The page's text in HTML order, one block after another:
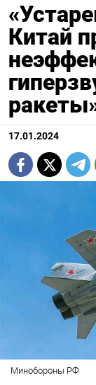
Китай
17.01.2024
Минобороны РФ